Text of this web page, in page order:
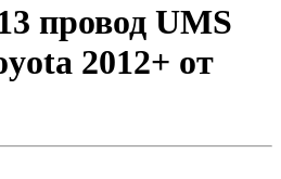
провод UMS
2012+ от